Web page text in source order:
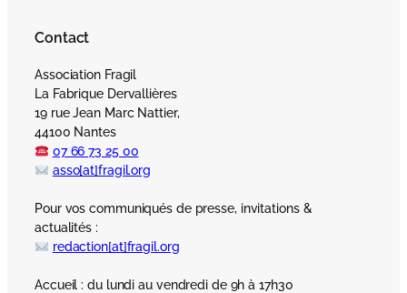
Contact
Association Fragil
La Fabrique Dervallières
19 rue Jean Marc Nattier,
44100 Nantes
07 66 73 25 00
asso[at]fragil.org
Pour vos communiqués de presse, invitations &
actualités :
redaction[at]fragil.org
Accueil : du lundi au vendredi de 9h à 17h30